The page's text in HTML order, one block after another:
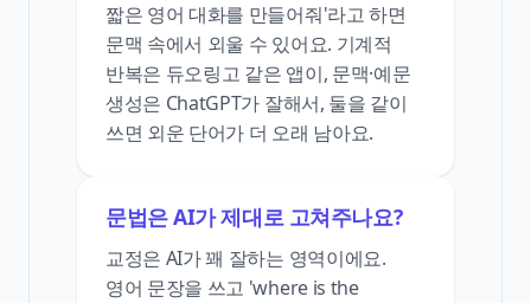
짧은 영어 대화를 만들어줘'라고 하면
문맥 속에서 외울 수 있어요. 기계적
반복은 듀오링고 같은 앱이, 문맥·예문
생성은 ChatGPT가 잘해서, 둘을 같이
쓰면 외운 단어가 더 오래 남아요.
문법은 AI가 제대로 고쳐주나요?
교정은 AI가 꽤 잘하는 영역이에요.
영어 문장을 쓰고 'where is the